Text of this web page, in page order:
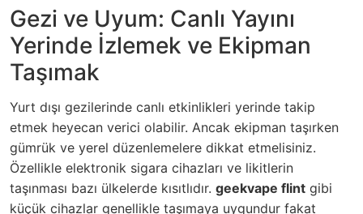
Gezi ve Uyum: Canlı Yayını
Yerinde İzlemek ve Ekipman
Taşımak
Yurt dışı gezilerinde canlı etkinlikleri yerinde takip
etmek heyecan verici olabilir. Ancak ekipman taşırken
gümrük ve yerel düzenlemelere dikkat etmelisiniz.
Özellikle elektronik sigara cihazları ve likitlerin
taşınması bazı ülkelerde kısıtlıdır. geekvape flint gibi
küçük cihazlar genellikle taşımaya uygundur fakat